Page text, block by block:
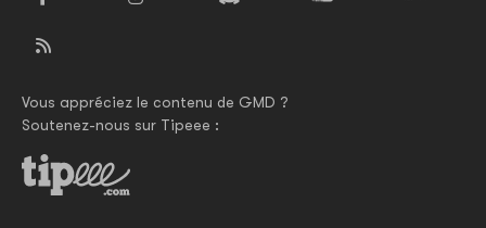
Vous appréciez le contenu de GMD ?
Soutenez-nous sur Tipeee :